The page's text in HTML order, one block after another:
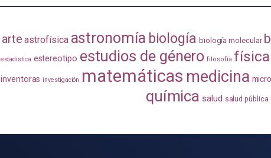
arte astrofísica astronomía biología biología molecular
estadistica estereotipo estudios de género filosofía física
inventoras investigación matemáticas medicina
química salud salud pública